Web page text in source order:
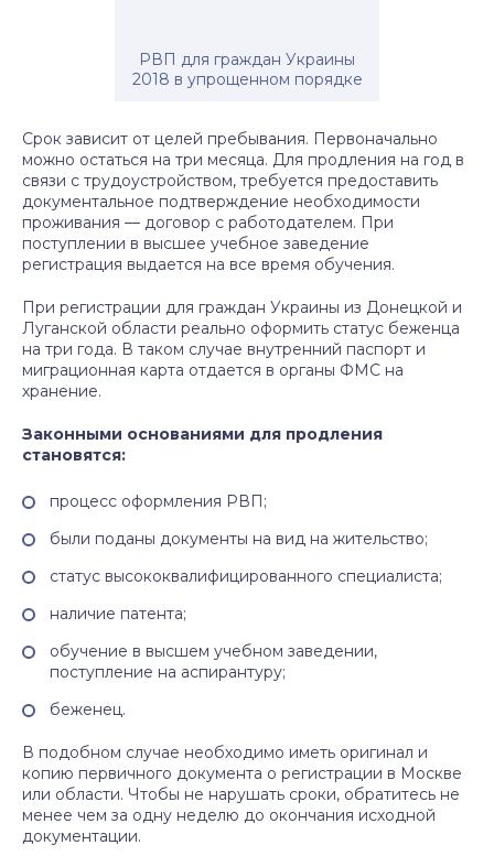
РВП для граждан Украины
2018 в упрощенном порядке
Срок зависит от целей пребывания. Первоначально
можно остаться на три месяца. Для продления на год в
связи с трудоустройством, требуется предоставить
документальное подтверждение необходимости
проживания — договор с работодателем. При
поступлении в высшее учебное заведение
регистрация выдается на все время обучения.
При регистрации для граждан Украины из Донецкой и
Луганской области реально оформить статус беженца
на три года. В таком случае внутренний паспорт и
миграционная карта отдается в органы ФМС на
хранение.
Законными основаниями для продления
становятся:
процесс оформления РВП;
были поданы документы на вид на жительство;
статус высококвалифицированного специалиста;
наличие патента;
обучение в высшем учебном заведении,
поступление на аспирантуру;
беженец.
В подобном случае необходимо иметь оригинал и
копию первичного документа о регистрации в Москве
или области. Чтобы не нарушать сроки, обратитесь не
менее чем за одну неделю до окончания исходной
документации.